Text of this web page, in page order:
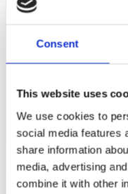
Consent
This website uses
We use cookies to
social media features
share information
media, advertising
combine it with other